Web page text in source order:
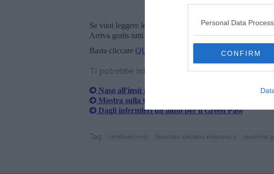
Personal Data
CONFIRM
Se vuoi leggere le notizie principali della Toscana
Arriva gratis tutti i giorni alle 20:00 direttamente nella tua
Basta cliccare QUI
Ti potrebbe interessare anche:
Naso all'insù per ammirare i fuochi di San Donato
Mostra sulla Giostra, si entra solo col Green Pass
Dagli infermieri un aiuto per il Green Pass
Tag certificati verdi fascicolo sanitario elettronico medicina